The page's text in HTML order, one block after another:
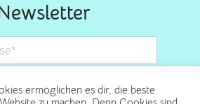
ermöglichen es dir, die beste